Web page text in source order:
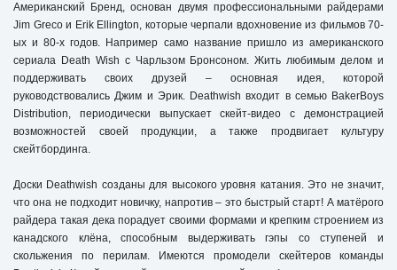
Американский Бренд, основан двумя профессиональными райдерами
Jim Greco и Erik Ellington, которые черпали вдохновение из фильмов 70-
ых и 80-х годов. Например само название пришло из американского
сериала Death Wish с Чарльзом Бронсоном. Жить любимым делом и
поддерживать своих друзей – основная идея, которой
руководствовались Джим и Эрик. Deathwish входит в семью BakerBoys
Distribution, периодически выпускает скейт-видео с демонстрацией
возможностей своей продукции, а также продвигает культуру
скейтбординга.
Доски Deathwish созданы для высокого уровня катания. Это не значит,
что она не подходит новичку, напротив – это быстрый старт! А матёрого
райдера такая дека порадует своими формами и крепким строением из
канадского клёна, способным выдерживать гэпы со ступеней и
скольжения по перилам. Имеются промодели скейтеров команды